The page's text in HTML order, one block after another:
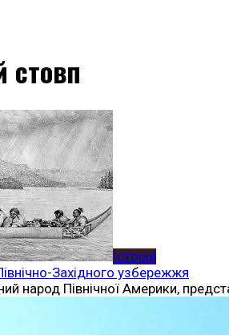
стовп
Історія
Західного узбережжя
народ Північної Америки,